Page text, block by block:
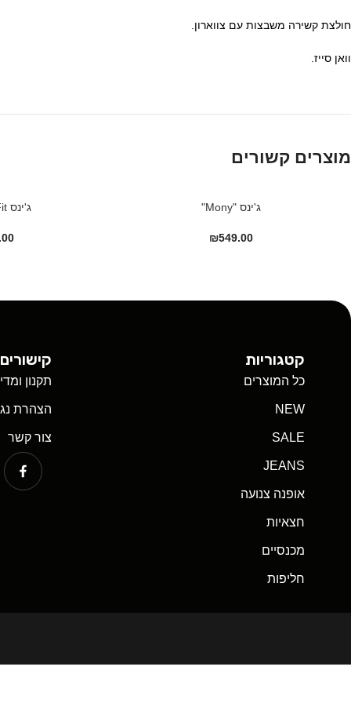
חולצת קשירה משבצות עם צווארון.
וואן סייז.
מוצרים קשורים
ג'ינס "Mony"
₪549.00
ג'ינס Straight Fit
קטגוריות
כל המוצרים
NEW
SALE
JEANS
אופנה צנועה
חצאיות
מכנסיים
חליפות
תקנון
הצהרת
צור קשר